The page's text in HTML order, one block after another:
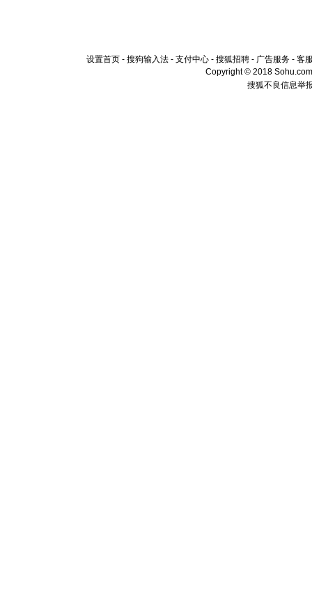
设置首页 - 搜狗输入法 - 支付中心 - 搜狐招聘 - 广告服务 - 客
Copyright © 2018
搜狐不良信息举